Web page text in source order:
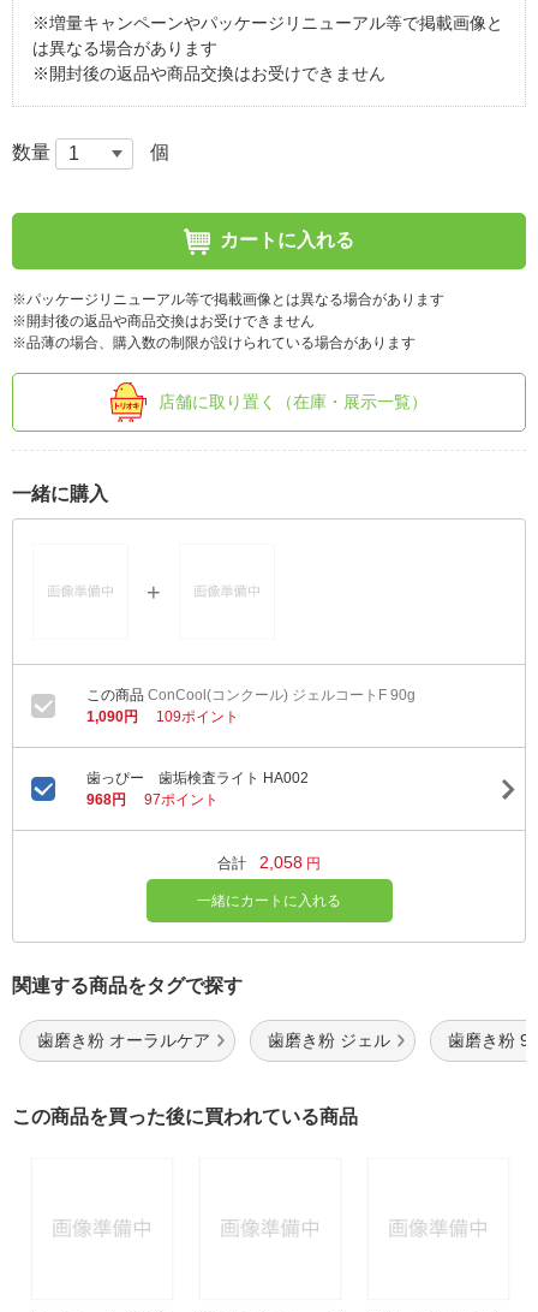
※増量キャンペーンやパッケージリニューアル等で掲載画像と
は異なる場合があります
※開封後の返品や商品交換はお受けできません
数量 個
カートに入れる
※パッケージリニューアル等で掲載画像とは異なる場合があります
※開封後の返品や商品交換はお受けできません
※品薄の場合、購入数の制限が設けられている場合があります
店舗に取り置く（在庫・展示一覧）
一緒に購入
ConCool(コンクール) ジェルコートF 90g
1,090円
109ポイント
歯っぴー 歯垢検査ライト HA002
968円
97ポイント
合計 2,058 円
一緒にカートに入れる
関連する商品をタグで探す
歯磨き粉 オーラルケア 歯磨き粉 ジェル 歯磨き粉
この商品を買った後に買われている商品